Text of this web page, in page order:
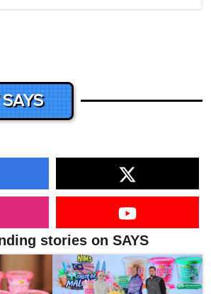
stories on SAYS